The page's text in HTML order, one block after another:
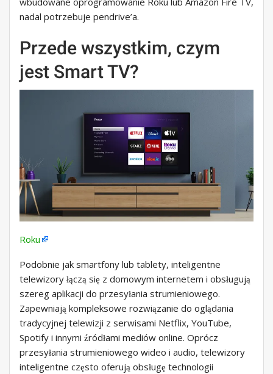
nadal potrzebuje pendrive’a.
Przede wszystkim, czym
jest Smart TV?
Roku
Podobnie jak smartfony lub tablety, inteligentne
telewizory łączą się z domowym internetem i obsługują
szereg aplikacji do przesyłania strumieniowego.
Zapewniają kompleksowe rozwiązanie do oglądania
tradycyjnej telewizji z serwisami Netflix, YouTube,
Spotify i innymi źródłami mediów online. Oprócz
przesyłania strumieniowego wideo i audio, telewizory
inteligentne często oferują obsługę technologii